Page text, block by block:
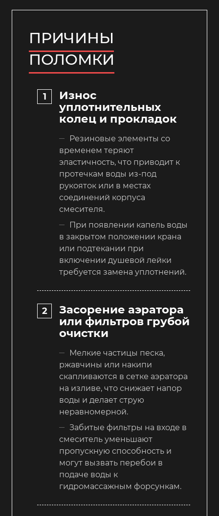
ПРИЧИНЫ
ПОЛОМКИ
Износ
уплотнительных
колец и прокладок
Резиновые элементы со
временем теряют
эластичность, что приводит к
протечкам воды из-под
рукояток или в местах
соединений корпуса
смесителя.
При появлении капель воды
в закрытом положении крана
или подтекании при
включении душевой лейки
требуется замена уплотнений.
Засорение аэратора
или фильтров грубой
очистки
Мелкие частицы песка,
ржавчины или накипи
скапливаются в сетке аэратора
на изливе, что снижает напор
воды и делает струю
неравномерной.
Забитые фильтры на входе в
смеситель уменьшают
пропускную способность и
могут вызвать перебои в
подаче воды к
гидромассажным форсункам.